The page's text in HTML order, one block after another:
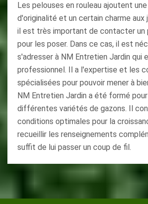
Les pelouses en rouleau ajoutent
d'originalité et un certain charme aux
il est très important de contacter un
pour les poser. Dans ce cas, il est
s'adresser à NM Entretien Jardin qui
professionnel. Il a l'expertise et les
spécialisées pour pouvoir mener à
NM Entretien Jardin a été formé
différentes variétés de gazons. Il
conditions optimales pour la
recueillir les renseignements
suffit de lui passer un coup de fil.